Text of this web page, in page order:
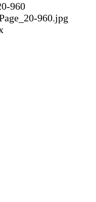
960
960.jpg